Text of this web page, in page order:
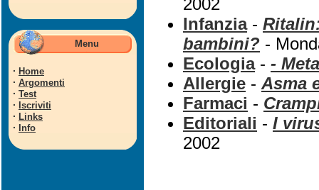
Menu
· Home
· Argomenti
· Test
· Iscriviti
· Links
· Info
2002
Infanzia-
bambini? -
Ecologia- -
Allergie - Asma
Farmaci -
Editoriali - I
2002